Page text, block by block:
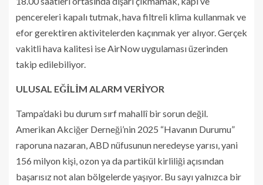
pencereleri kapalı tutmak, hava filtreli klima kullanmak ve
efor gerektiren aktivitelerden kaçınmak yer alıyor. Gerçek
vakitli hava kalitesi ise AirNow uygulaması üzerinden
takip edilebiliyor.
ULUSAL EĞİLİM ALARM VERİYOR
Tampa’daki bu durum sırf mahallî bir sorun değil.
Amerikan Akciğer Derneği’nin 2025 “Havanın Durumu”
raporuna nazaran, ABD nüfusunun neredeyse yarısı, yani
156 milyon kişi, ozon ya da partikül kirliliği açısından
başarısız not alan bölgelerde yaşıyor. Bu sayı yalnızca bir